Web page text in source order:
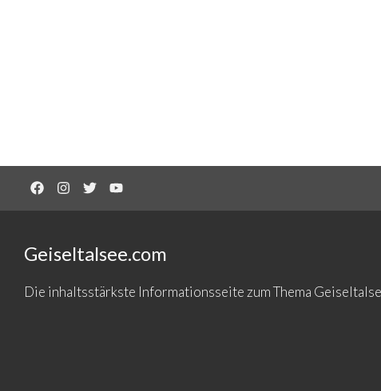
Geiseltalsee.com
Die inhaltsstärkste Informationsseite zum Thema